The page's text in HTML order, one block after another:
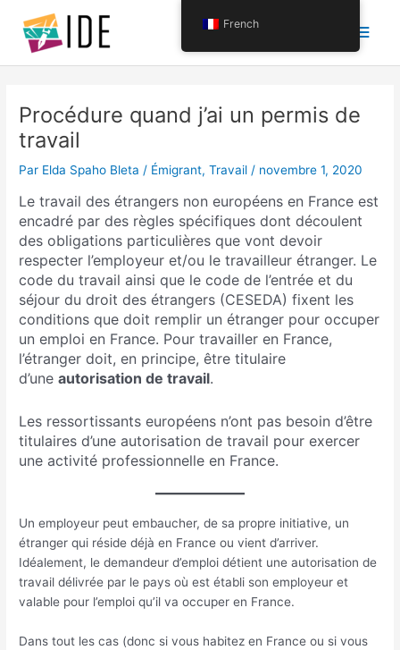
contenu
Procédure quand j’ai un permis de
travail
Par Elda Spaho Bleta/ Émigrant,Travail / novembre 1, 2020
Le travail des étrangers non européens en France est
encadré par des règles spécifiques dont découlent
des obligations particulières que vont devoir
respecter l’employeur et/ou le travailleur étranger. Le
code du travail ainsi que le code de l’entrée et du
séjour du droit des étrangers (CESEDA) fixent les
conditions que doit remplir un étranger pour occuper
un emploi en France. Pour travailler en France,
l’étranger doit, en principe, être titulaire
d’uneautorisation de travail.
Les ressortissants européens n’ont pas besoin d’être
titulaires d’une autorisation de travail pour exercer
une activité professionnelle en France.
Un employeur peut embaucher, de sa propre initiative, un
étranger qui réside déjà en France ou vient d’arriver.
Idéalement, le demandeur d’emploi détient une autorisation de
travail délivrée par le pays où est établi son employeur et
valable pour l’emploi qu’il va occuper en France.
Dans tout les cas (donc si vous habitez en France ou si vous
French